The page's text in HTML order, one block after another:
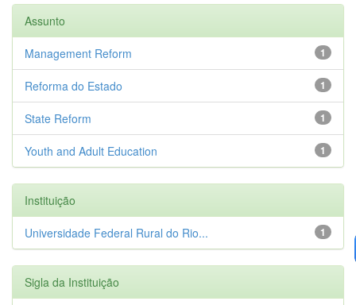
Assunto
1
Management Reform
1
Reforma do Estado
1
State Reform
1
Youth and Adult Education
Instituição
1
Universidade Federal Rural do Rio...
Sigla da Instituição